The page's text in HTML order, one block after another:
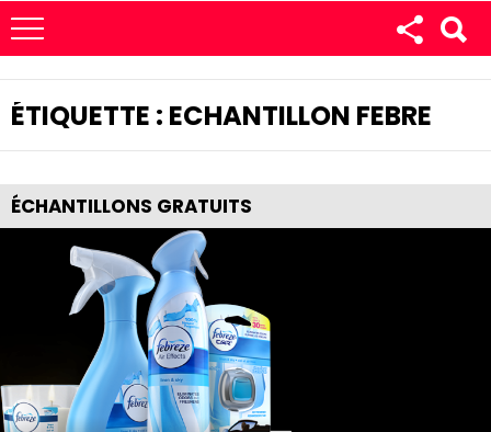
ÉTIQUETTE : ECHANTILLON FEBRE
ÉCHANTILLONS GRATUITS